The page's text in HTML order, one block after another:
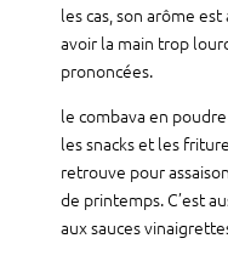
les cas, son arôme
avoir la main trop
prononcées.
le combava en
les snacks et les
retrouve pour
de printemps. C’est
aux sauces